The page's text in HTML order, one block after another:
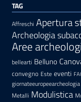
TAG
Affreschi Apertura
Archeologia
Aree
bellearti Belluno
convegno Este eventi
giornateeuropeearcheologia
Metalli Modulistica